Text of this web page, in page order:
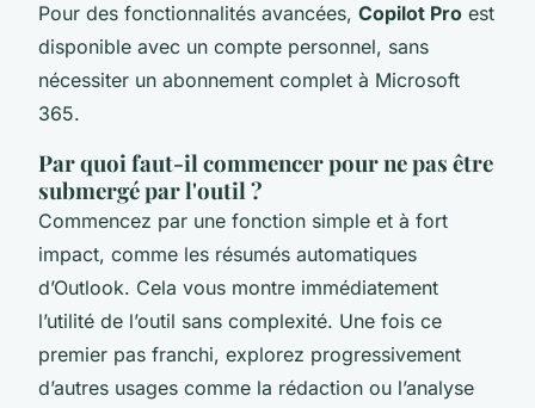
Pour des fonctionnalités avancées, Copilot Pro est
disponible avec un compte personnel, sans
nécessiter un abonnement complet à Microsoft
365.
Par quoi faut-il commencer pour ne pas être
submergé par l'outil ?
Commencez par une fonction simple et à fort
impact, comme les résumés automatiques
d’Outlook. Cela vous montre immédiatement
l’utilité de l’outil sans complexité. Une fois ce
premier pas franchi, explorez progressivement
d’autres usages comme la rédaction ou l’analyse